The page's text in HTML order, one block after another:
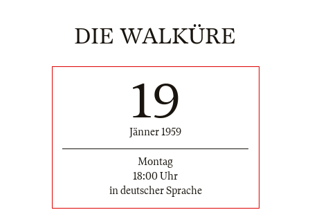
DIE WALKÜRE
19
Jänner 1959
Montag
18:00 Uhr
in deutscher Sprache